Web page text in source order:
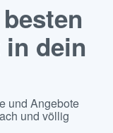
dein
und Angebote
und völlig